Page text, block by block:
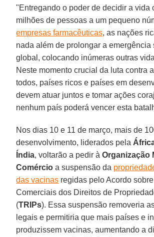
"Entregando o poder de decidir a vida
milhões de pessoas a um pequeno
empresas farmacêuticas, as nações
nada além de prolongar a emergência
global, colocando inúmeras outras
Neste momento crucial da luta contra a
todos, países ricos e países em
devem atuar juntos e tomar ações
nenhum país poderá vencer esta
Nos dias 10 e 11 de março, mais de
desenvolvimento, liderados pela
Índia, voltarão a pedir àOrganização
Comércio a suspensão da
das vacinas regidas pelo Acordo
Comerciais dos Direitos de
(TRIPs). Essa suspensão removeria
legais e permitiria que mais países e
produzissem vacinas, aumentando a